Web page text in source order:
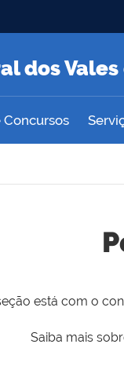
dos
Concursos
está com o
Saiba mais